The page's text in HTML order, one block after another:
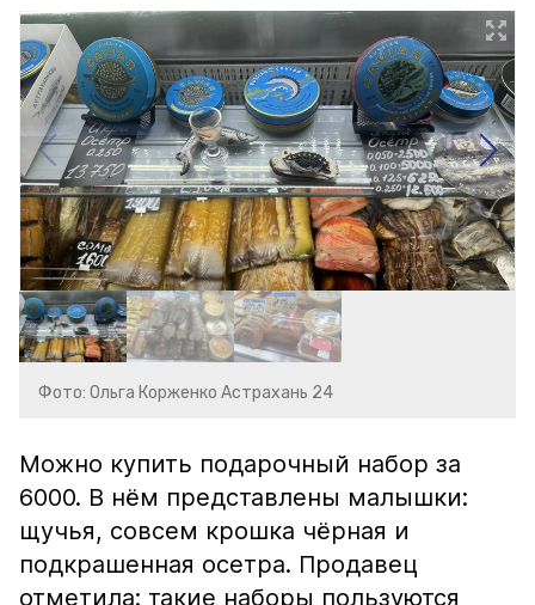
Фото: Ольга Корженко Астрахань 24
Можно купить подарочный набор за
6000. В нём представлены малышки:
щучья, совсем крошка чёрная и
подкрашенная осетра. Продавец
отметила: такие наборы пользуются